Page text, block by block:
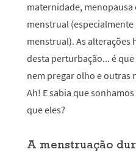
maternidade,
menstrual (especialmente
menstrual). As alterações
desta perturbação... é
nem pregar olho e outras
Ah! E sabia que
que eles?
A menstruação